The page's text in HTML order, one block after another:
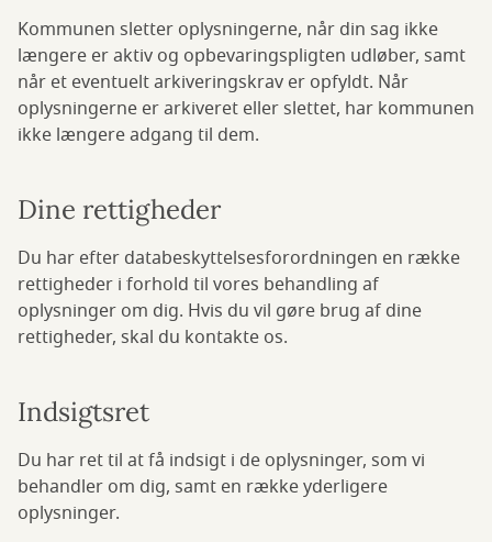
Kommunen sletter oplysningerne, når din sag ikke
længere er aktiv og opbevaringspligten udløber, samt
når et eventuelt arkiveringskrav er opfyldt. Når
oplysningerne er arkiveret eller slettet, har kommunen
ikke længere adgang til dem.
Dine rettigheder
Du har efter databeskyttelsesforordningen en række
rettigheder i forhold til vores behandling af
oplysninger om dig. Hvis du vil gøre brug af dine
rettigheder, skal du kontakte os.
Indsigtsret
Du har ret til at få indsigt i de oplysninger, som vi
behandler om dig, samt en række yderligere
oplysninger.